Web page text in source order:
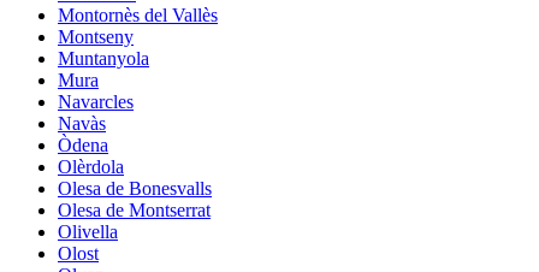
Montornès del Vallès
Montseny
Muntanyola
Mura
Navarcles
Navàs
Òdena
Olèrdola
Olesa de Bonesvalls
Olesa de Montserrat
Olivella
Olost